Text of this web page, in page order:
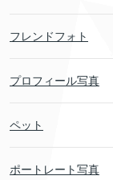
フレンドフォト
プロフィール写真
ペット
ポートレート写真